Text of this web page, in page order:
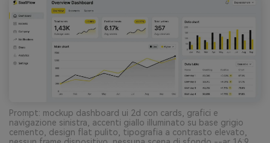
Prompt: mockup dashboard ui 2d con cards, grafici e
navigazione sinistra, accenti giallo illuminato su base grigio
cemento, design flat pulito, tipografia a contrasto elevato,